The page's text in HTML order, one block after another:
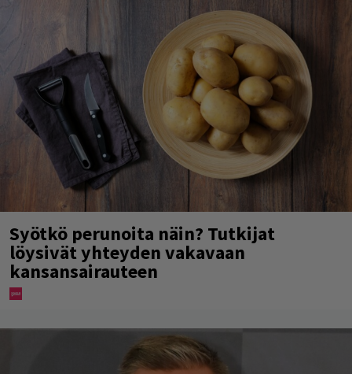
Syötkö perunoita näin? Tutkijat
löysivät yhteyden vakavaan
kansansairauteen